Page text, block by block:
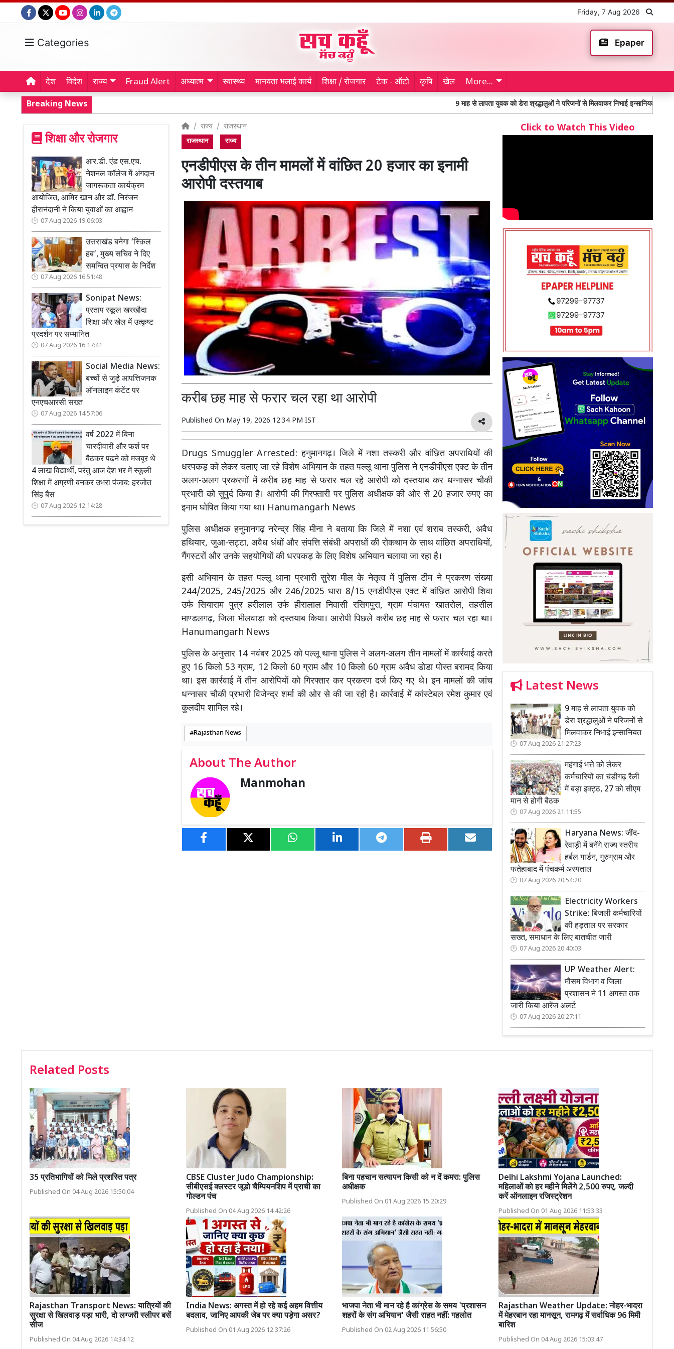
Friday, 7 Aug 2026
Categories Epaper
देश विदेश राज्य Fraud Alert अध्यात्म स्वास्थ्य मानवता भलाई कार्य शिक्षा / रोजगार टेक - ऑटो कृषि खेल More...
Breaking News 9 माह से लापता युवक को डेरा श्रद्धालुओं ने परिजनों से मिलवाकर निभाई इन्सानियत महंगाई
शिक्षा और रोजगार
आर.डी. एंड एस.एच.
नेशनल कॉलेज में अंगदान
जागरूकता कार्यक्रम
आयोजित, आमिर खान और डॉ. निरंजन
हीरानंदानी ने किया युवाओं का आह्वान
07 Aug 2026 19:06:03
उत्तराखंड बनेगा ‘स्किल
हब’, मुख्य सचिव ने दिए
समन्वित प्रयास के निर्देश
07 Aug 2026 16:51:48
Sonipat News:
प्रताप स्कूल खरखौदा
शिक्षा और खेल में उत्कृष्ट
प्रदर्शन पर सम्मानित
07 Aug 2026 16:17:41
Social Media News:
बच्चों से जुड़े आपत्तिजनक
ऑनलाइन कंटेंट पर
एनएचआरसी सख्त
07 Aug 2026 14:57:06
वर्ष 2022 में बिना
चारदीवारी और फर्श पर
बैठकर पढ़ने को मजबूर थे
4 लाख विद्यार्थी, परंतु आज देश भर में स्कूली
शिक्षा में अग्रणी बनकर उभरा पंजाब: हरजोत
सिंह बैंस
07 Aug 2026 12:14:28
राज्य राजस्थान
राजस्थान राज्य
एनडीपीएस के तीन मामलों में वांछित 20 हजार का इनामी
आरोपी दस्तयाब
करीब छह माह से फरार चल रहा था आरोपी
Published On May 19, 2026 12:34 PM IST
Drugs Smuggler Arrested: हनुमानगढ़। जिले में नशा तस्करी और वांछित अपराधियों की
धरपकड़ को लेकर चलाए जा रहे विशेष अभियान के तहत पल्लू थाना पुलिस ने एनडीपीएस एक्ट के तीन
अलग-अलग प्रकरणों में करीब छह माह से फरार चल रहे आरोपी को दस्तयाब कर धन्नासर चौकी
प्रभारी को सुपुर्द किया है। आरोपी की गिरफ्तारी पर पुलिस अधीक्षक की ओर से 20 हजार रुपए का
इनाम घोषित किया गया था। Hanumangarh News
पुलिस अधीक्षक हनुमानगढ़ नरेन्द्र सिंह मीना ने बताया कि जिले में नशा एवं शराब तस्करी, अवैध
हथियार, जुआ-सट्टा, अवैध धंधों और संपत्ति संबंधी अपराधों की रोकथाम के साथ वांछित अपराधियों,
गैंगस्टरों और उनके सहयोगियों की धरपकड़ के लिए विशेष अभियान चलाया जा रहा है।
इसी अभियान के तहत पल्लू थाना प्रभारी सुरेश मील के नेतृत्व में पुलिस टीम ने प्रकरण संख्या
244/2025, 245/2025 और 246/2025 धारा 8/15 एनडीपीएस एक्ट में वांछित आरोपी शिवा
उर्फ सियाराम पुत्र हरीलाल उर्फ हीरालाल निवासी रसिगपुरा, ग्राम पंचायत खातरोल, तहसील
माण्डलगढ़, जिला भीलवाड़ा को दस्तयाब किया। आरोपी पिछले करीब छह माह से फरार चल रहा था।
Hanumangarh News
पुलिस के अनुसार 14 नवंबर 2025 को पल्लू थाना पुलिस ने अलग-अलग तीन मामलों में कार्रवाई करते
हुए 16 किलो 53 ग्राम, 12 किलो 60 ग्राम और 10 किलो 60 ग्राम अवैध डोडा पोस्त बरामद किया
था। इस कार्रवाई में तीन आरोपियों को गिरफ्तार कर प्रकरण दर्ज किए गए थे। इन मामलों की जांच
धन्नासर चौकी प्रभारी विजेन्द्र शर्मा की ओर से की जा रही है। कार्रवाई में कांस्टेबल रमेश कुमार एवं
कुलदीप शामिल रहे।
Rajasthan News
About The Author
Manmohan
Click to Watch This Video
Latest News
9 माह से लापता युवक को
डेरा श्रद्धालुओं ने परिजनों से
मिलवाकर निभाई इन्सानियत
07 Aug 2026 21:27:23
महंगाई भत्ते को लेकर
कर्मचारियों का चंडीगढ़ रैली
में बड़ा इक्ट्ठ, 27 को सीएम
मान से होगी बैठक
07 Aug 2026 21:11:55
Haryana News: जींद-
रेवाड़ी में बनेंगे राज्य स्तरीय
हर्बल गार्डन, गुरुग्राम और
फतेहाबाद में पंचकर्म अस्पताल
07 Aug 2026 20:54:20
Electricity Workers
Strike: बिजली कर्मचारियों
की हड़ताल पर सरकार
सख्त, समाधान के लिए बातचीत जारी
07 Aug 2026 20:40:03
UP Weather Alert:
मौसम विभाग व जिला
प्रशासन ने 11 अगस्त तक
जारी किया आरेंज अलर्ट
07 Aug 2026 20:27:11
Related Posts
35 प्रतिभागियों को मिले प्रशस्ति पत्र
Published On 04 Aug 2026 15:50:04
CBSE Cluster Judo Championship:
सीबीएसई क्लस्टर जूडो चैम्पियनशिप में प्राची का
गोल्डन पंच
Published On 04 Aug 2026 14:42:26
बिना पहचान सत्यापन किसी को न दें कमरा: पुलिस
अधीक्षक
Published On 01 Aug 2026 15:20:29
Delhi Lakshmi Yojana Launched:
महिलाओं को हर महीने मिलेंगे 2,500 रुपए, जल्दी
करें ऑनलाइन रजिस्ट्रेशन
Published On 01 Aug 2026 11:53:33
Rajasthan Transport News: यात्रियों की
सुरक्षा से खिलवाड़ पड़ा भारी, दो लग्जरी स्लीपर बसें
सीज
Published On 04 Aug 2026 14:34:12
India News: अगस्त में हो रहे कई अहम वित्तीय
बदलाव, जानिए आपकी जेब पर क्या पड़ेगा असर?
Published On 01 Aug 2026 12:37:26
भाजपा नेता भी मान रहे है कांग्रेस के समय 'प्रशासन
शहरों के संग अभियान' जैसी राहत नहीं: गहलोत
Published On 02 Aug 2026 11:56:50
Rajasthan Weather Update: नोहर-भादरा
में मेहरबान रहा मानसून, रामगढ़ में सर्वाधिक 96 मिमी
बारिश
Published On 04 Aug 2026 15:03:47